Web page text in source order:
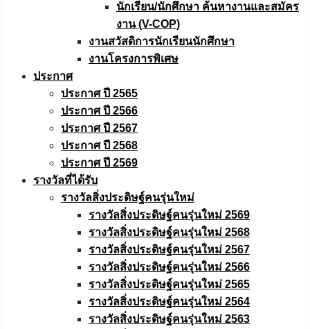
นักเรียน/นักศึกษา ค้นหางานและสมัคร
งาน (V-COP)
งานสวัสดิการนักเรียนนักศึกษา
งานโครงการพิเศษ
ประกาศ
ประกาศ ปี 2565
ประกาศ ปี 2566
ประกาศ ปี 2567
ประกาศ ปี 2568
ประกาศ ปี 2569
รางวัลที่ได้รับ
รางวัลสิ่งประดิษฐ์คนรุ่นใหม่
รางวัลสิ่งประดิษฐ์คนรุ่นใหม่ 2569
รางวัลสิ่งประดิษฐ์คนรุ่นใหม่ 2568
รางวัลสิ่งประดิษฐ์คนรุ่นใหม่ 2567
รางวัลสิ่งประดิษฐ์คนรุ่นใหม่ 2566
รางวัลสิ่งประดิษฐ์คนรุ่นใหม่ 2565
รางวัลสิ่งประดิษฐ์คนรุ่นใหม่ 2564
รางวัลสิ่งประดิษฐ์คนรุ่นใหม่ 2563